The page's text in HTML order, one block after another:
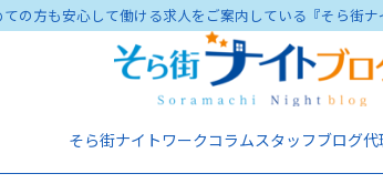
の方も安心して働ける求人をご案内している『そら街ナ
そら街ナイトワークコラムスタッフブログ代